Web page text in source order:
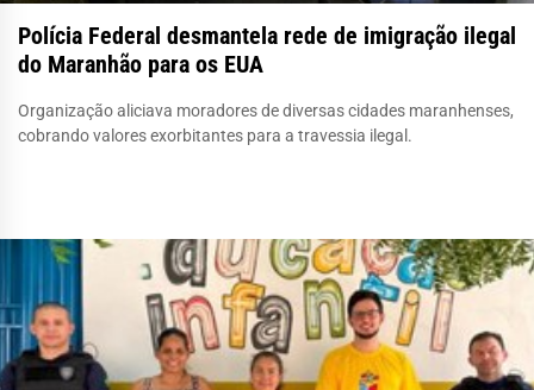
Polícia Federal desmantela rede de imigração ilegal
do Maranhão para os EUA
Organização aliciava moradores de diversas cidades maranhenses,
cobrando valores exorbitantes para a travessia ilegal.